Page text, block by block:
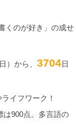
くのが好き」の成せ
）から、 3704日
イフワーク！
は900点。多言語の